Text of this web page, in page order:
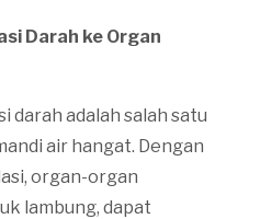
Darah ke Organ
darah adalah salah satu
air hangat. Dengan
organ-organ
lambung, dapat